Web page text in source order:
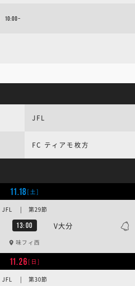
10:00~
JFL
FC ティアモ枚方
11.18[土]
13:00 V大分
JFL | 第29節
味フィ西
11.26[日]
JFL | 第30節